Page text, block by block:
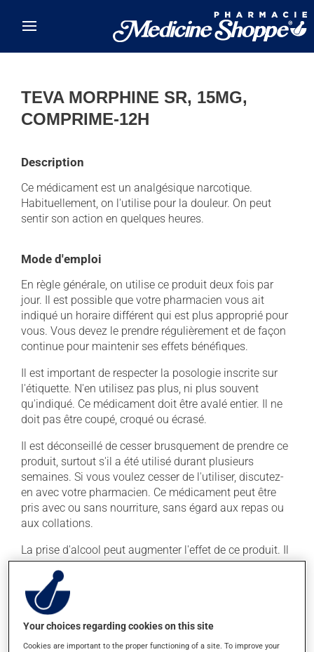
TEVA MORPHINE SR, 15MG,
COMPRIME-12H
Description
Ce médicament est un analgésique narcotique.
Habituellement, on l'utilise pour la douleur. On peut
sentir son action en quelques heures.
Mode d'emploi
En règle générale, on utilise ce produit deux fois par
jour. Il est possible que votre pharmacien vous ait
indiqué un horaire différent qui est plus approprié pour
vous. Vous devez le prendre régulièrement et de façon
continue pour maintenir ses effets bénéfiques.
Il est important de respecter la posologie inscrite sur
l'étiquette. N'en utilisez pas plus, ni plus souvent
qu'indiqué. Ce médicament doit être avalé entier. Il ne
doit pas être coupé, croqué ou écrasé.
Il est déconseillé de cesser brusquement de prendre ce
produit, surtout s'il a été utilisé durant plusieurs
semaines. Si vous voulez cesser de l'utiliser, discutez-
en avec votre pharmacien. Ce médicament peut être
pris avec ou sans nourriture, sans égard aux repas ou
aux collations.
La prise d'alcool peut augmenter l'effet de ce produit. Il
est donc recommandé d'éviter de prendre de l'alcool ou
des produits qui en contiennent pendant que vous
utilisez ce médicament.
Your choices regarding cookies on this site
Cookies are important to the proper functioning of a site. To improve your